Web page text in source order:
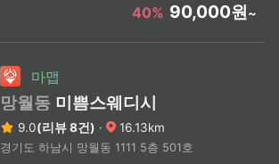
40% 90,000원~
마맵
망월동 미쁨스웨디시
9.0(리뷰 8건) · 16.13km
경기도 하남시 망월동 1111 5층 501호